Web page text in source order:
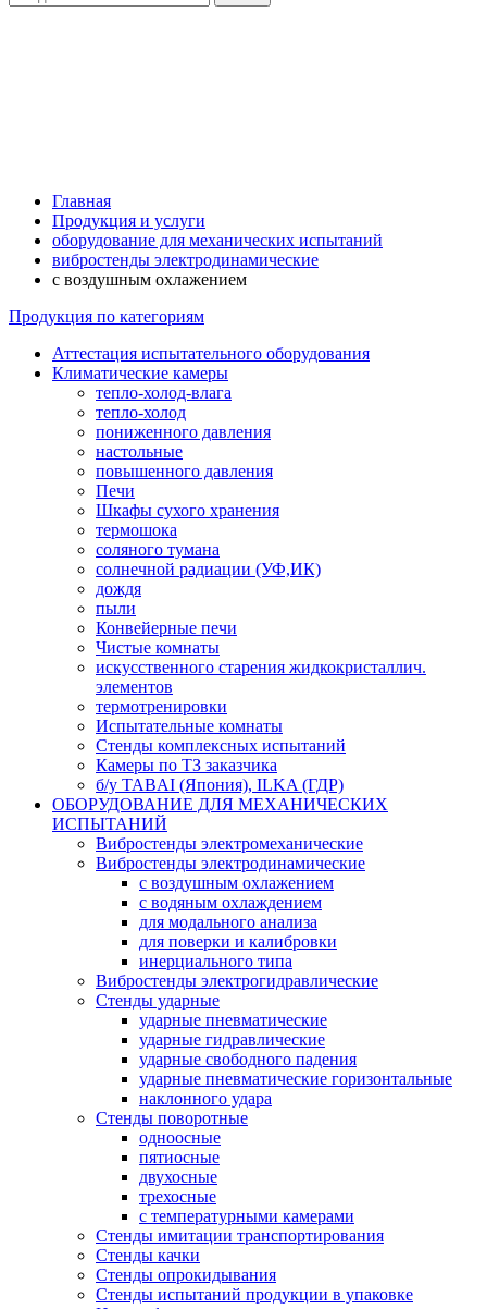
Главная
Продукция и услуги
оборудование для механических испытаний
вибростенды электродинамические
с воздушным охлажением
Продукция по категориям
Аттестация испытательного оборудования
Климатические камеры
тепло-холод-влага
тепло-холод
пониженного давления
настольные
повышенного давления
Печи
Шкафы сухого хранения
термошока
соляного тумана
солнечной радиации (УФ,ИК)
дождя
пыли
Конвейерные печи
Чистые комнаты
искусственного старения жидкокристаллич.
элементов
термотренировки
Испытательные комнаты
Стенды комплексных испытаний
Камеры по ТЗ заказчика
б/у TABAI (Япония), ILKA (ГДР)
ОБОРУДОВАНИЕ ДЛЯ МЕХАНИЧЕСКИХ
ИСПЫТАНИЙ
Вибростенды электромеханические
Вибростенды электродинамические
с воздушным охлажением
с водяным охлаждением
для модального анализа
для поверки и калибровки
инерциального типа
Вибростенды электрогидравлические
Стенды ударные
ударные пневматические
ударные гидравлические
ударные свободного падения
ударные пневматические горизонтальные
наклонного удара
Стенды поворотные
одноосные
пятиосные
двухосные
трехосные
с температурными камерами
Стенды имитации транспортирования
Стенды качки
Стенды опрокидывания
Стенды испытаний продукции в упаковке